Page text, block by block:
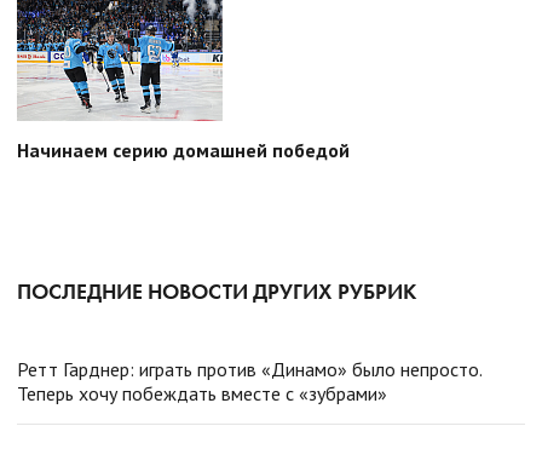
Начинаем серию домашней победой
ПОСЛЕДНИЕ НОВОСТИ ДРУГИХ РУБРИК
Ретт Гарднер: играть против «Динамо» было непросто.
Теперь хочу побеждать вместе с «зубрами»